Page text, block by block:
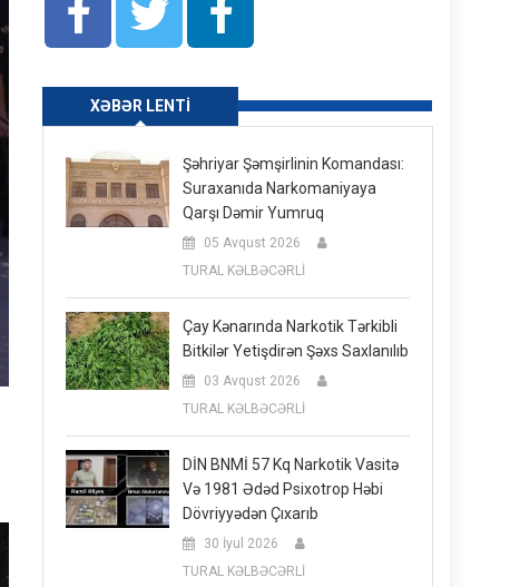
XƏBƏR LENTI
Şəhriyar Şəmşirlinin Komandası:
Suraxanıda Narkomaniyaya
Qarşı Dəmir Yumruq
05 Avqust 2026
TURAL KƏLBƏCƏRLİ
Çay Kənarında Narkotik Tərkibli
Bitkilər Yetişdirən Şəxs Saxlanılıb
03 Avqust 2026
TURAL KƏLBƏCƏRLİ
DİN BNMİ 57 Kq Narkotik Vasitə
Və 1981 Ədəd Psixotrop Həbi
Dövriyyədən Çıxarıb
30 İyul 2026
TURAL KƏLBƏCƏRLİ